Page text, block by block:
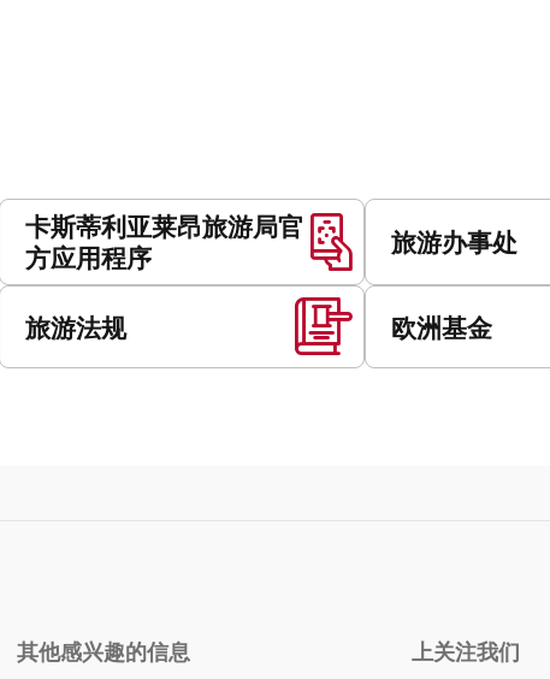
卡斯蒂利亚莱昂旅游局官
方应用程序
旅游办事处
旅游法规 欧洲基金
其他感兴趣的信息 上关注我们